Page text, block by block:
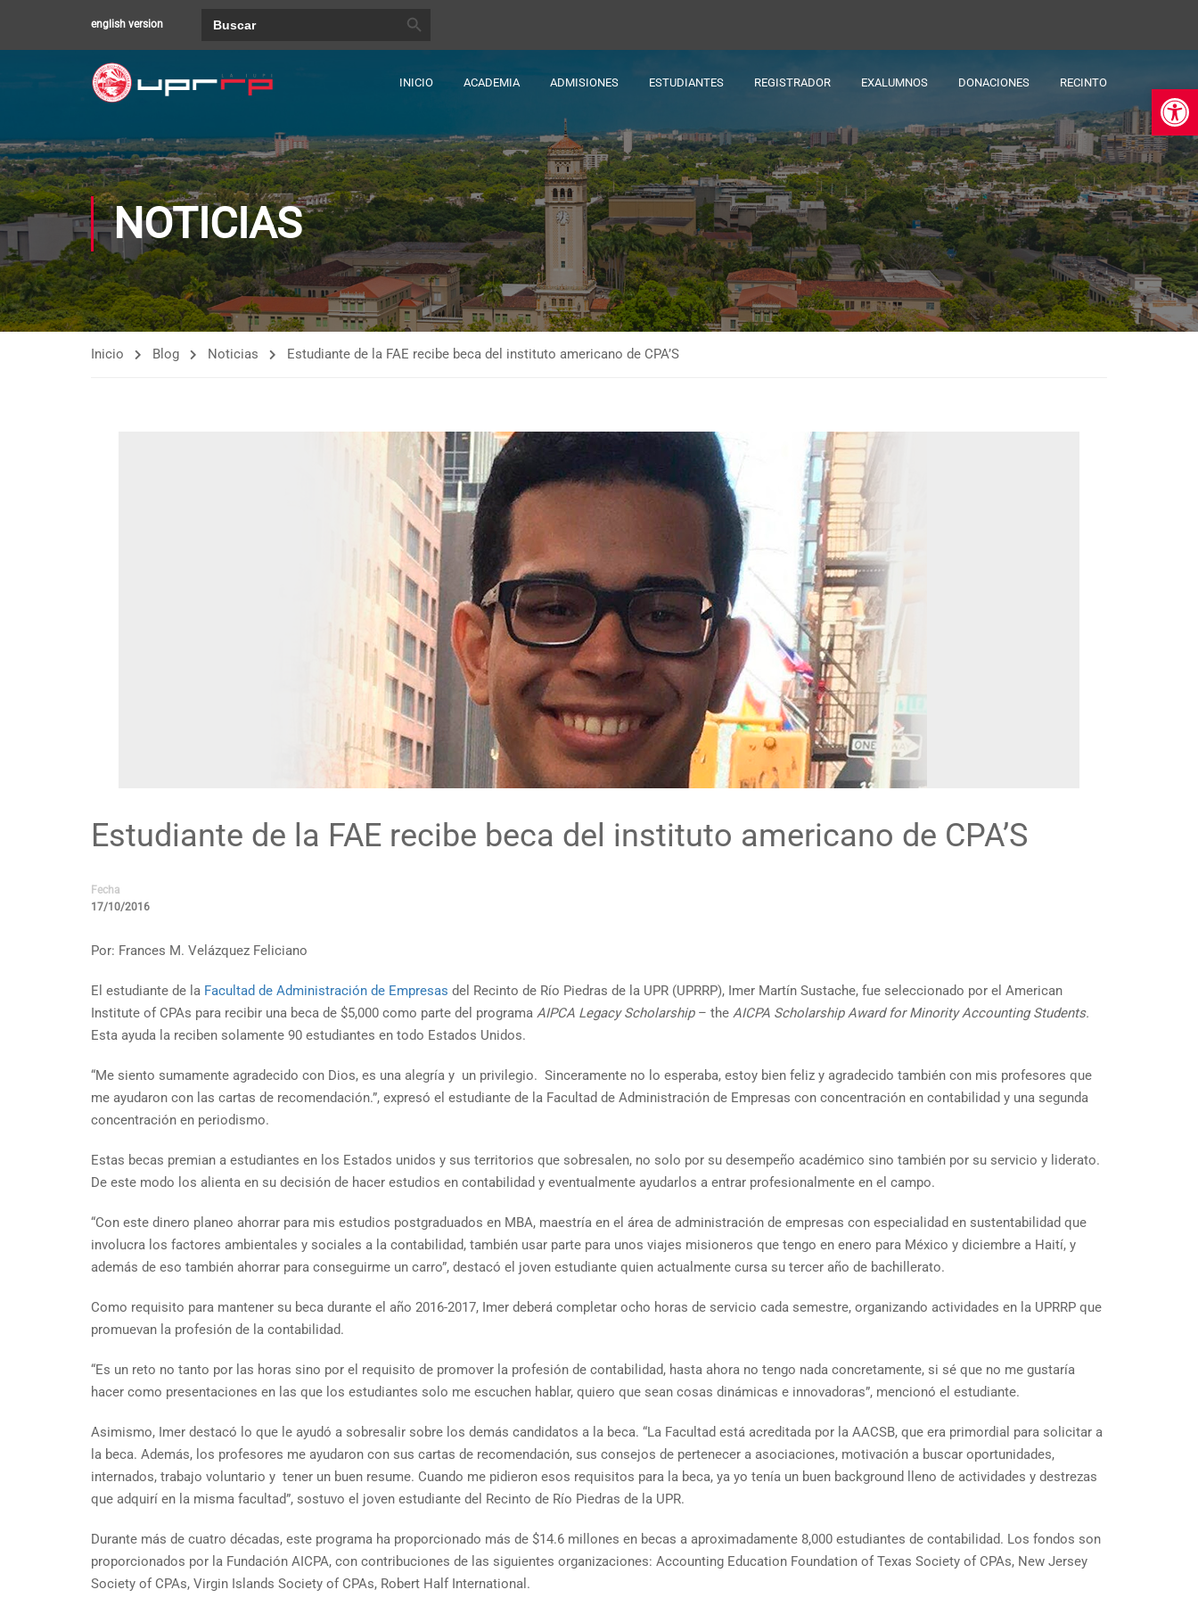
english version
INICIO ACADEMIA ADMISIONES ESTUDIANTES REGISTRADOR EXALUMNOS DONACIONES RECINTO
NOTICIAS
Inicio Blog Noticias Estudiante de la FAE recibe beca del instituto americano de CPA’S
Estudiante de la FAE recibe beca del instituto americano de CPA’S
Fecha
17/10/2016
Por: Frances M. Velázquez Feliciano
El estudiante de la Facultad de Administración de Empresas del Recinto de Río Piedras de la UPR (UPRRP), Imer Martín Sustache, fue seleccionado por el American
Institute of CPAs para recibir una beca de $5,000 como parte del programa AIPCA Legacy Scholarship– the AICPA Scholarship Award for Minority Accounting Students.
Esta ayuda la reciben solamente 90 estudiantes en todo Estados Unidos.
“Me siento sumamente agradecido con Dios, es una alegría y un privilegio. Sinceramente no lo esperaba, estoy bien feliz y agradecido también con mis profesores que
me ayudaron con las cartas de recomendación.”, expresó el estudiante de la Facultad de Administración de Empresas con concentración en contabilidad y una segunda
concentración en periodismo.
Estas becas premian a estudiantes en los Estados unidos y sus territorios que sobresalen, no solo por su desempeño académico sino también por su servicio y liderato.
De este modo los alienta en su decisión de hacer estudios en contabilidad y eventualmente ayudarlos a entrar profesionalmente en el campo.
“Con este dinero planeo ahorrar para mis estudios postgraduados en MBA, maestría en el área de administración de empresas con especialidad en sustentabilidad que
involucra los factores ambientales y sociales a la contabilidad, también usar parte para unos viajes misioneros que tengo en enero para México y diciembre a Haití, y
además de eso también ahorrar para conseguirme un carro”, destacó el joven estudiante quien actualmente cursa su tercer año de bachillerato.
Como requisito para mantener su beca durante el año 2016-2017, Imer deberá completar ocho horas de servicio cada semestre, organizando actividades en la UPRRP que
promuevan la profesión de la contabilidad.
“Es un reto no tanto por las horas sino por el requisito de promover la profesión de contabilidad, hasta ahora no tengo nada concretamente, si sé que no me gustaría
hacer como presentaciones en las que los estudiantes solo me escuchen hablar, quiero que sean cosas dinámicas e innovadoras”, mencionó el estudiante.
Asimismo, Imer destacó lo que le ayudó a sobresalir sobre los demás candidatos a la beca. “La Facultad está acreditada por la AACSB, que era primordial para solicitar a
la beca. Además, los profesores me ayudaron con sus cartas de recomendación, sus consejos de pertenecer a asociaciones, motivación a buscar oportunidades,
internados, trabajo voluntario y tener un buen resume. Cuando me pidieron esos requisitos para la beca, ya yo tenía un buen background lleno de actividades y destrezas
que adquirí en la misma facultad”, sostuvo el joven estudiante del Recinto de Río Piedras de la UPR.
Durante más de cuatro décadas, este programa ha proporcionado más de $14.6 millones en becas a aproximadamente 8,000 estudiantes de contabilidad. Los fondos son
proporcionados por la Fundación AICPA, con contribuciones de las siguientes organizaciones: Accounting Education Foundation of Texas Society of CPAs, New Jersey
Society of CPAs, Virgin Islands Society of CPAs, Robert Half International.